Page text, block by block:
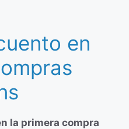
en
la primera compra